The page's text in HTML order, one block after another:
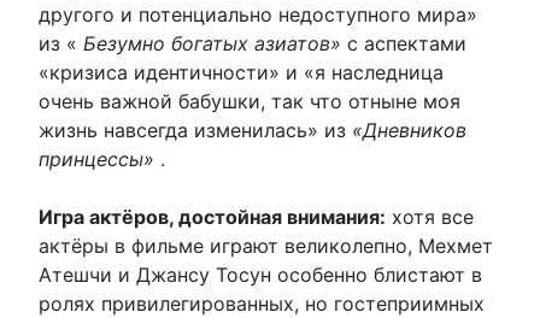
другого и потенциально недоступного мира»
из « Безумно богатых азиатов» с аспектами
«кризиса идентичности» и «я наследница
очень важной бабушки, так что отныне моя
жизнь навсегда изменилась» из «Дневников
принцессы» .
Игра актёров, достойная внимания: хотя все
актёры в фильме играют великолепно, Мехмет
Атешчи и Джансу Тосун особенно блистают в
ролях привилегированных, но гостеприимных